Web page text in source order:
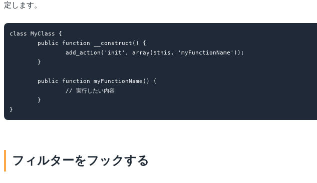
定します。
class MyClass {
		add_action('init', array($this, 'myFunctionName'));
フィルターをフックする